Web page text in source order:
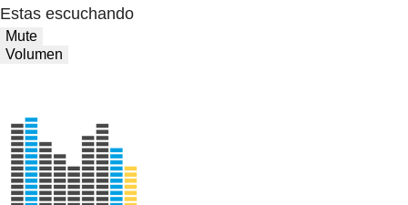
Estas escuchando
Mute
Volumen